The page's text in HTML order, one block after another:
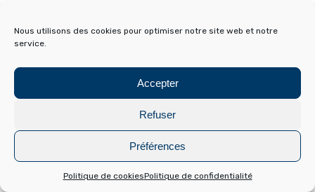
Nous utilisons des cookies pour optimiser notre site web et notre
service.
Accepter
Refuser
Préférences
Politique de cookiesPolitique de confidentialité